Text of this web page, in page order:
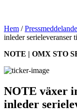
Hem /Pressmeddelande
inleder serieleveranser
NOTE | OMX STO
NOTE växer
inleder